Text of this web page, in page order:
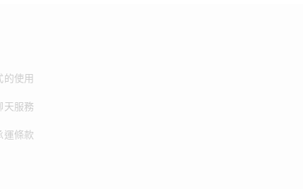
的使用
天服務
運條款